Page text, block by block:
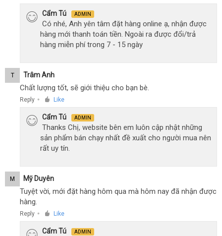
Cẩm Tú ADMIN
Có nhé, Anh yên tâm đặt hàng online ạ, nhận được
hàng mới thanh toán tiền. Ngoài ra được đổi/trả
hàng miễn phí trong 7 - 15 ngày
T Trâm Anh
Chất lượng tốt, sẽ giới thiệu cho bạn bè.
Reply ● Like
Cẩm Tú ADMIN
Thanks Chị, website bên em luôn cập nhật những
sản phẩm bán chạy nhất đề xuất cho người mua nên
rất uy tín.
M Mỹ Duyên
Tuyệt vời, mới đặt hàng hôm qua mà hôm nay đã nhận được
hàng.
Reply ● Like
Cẩm Tú ADMIN